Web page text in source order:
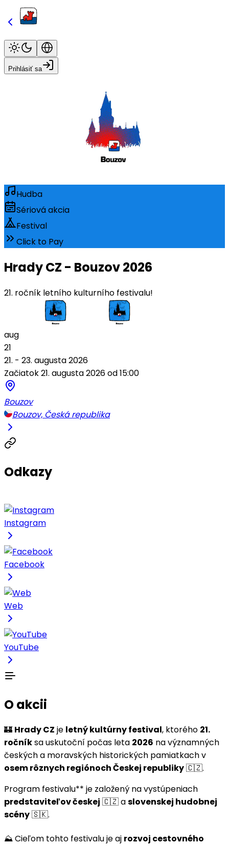
Prihlásiť sa
Hudba
Sériová akcia
Festival
Click to Pay
Hrady CZ - Bouzov 2026
21. ročník letního kulturního festivalu!
aug
21
21. - 23. augusta 2026
Začiatok 21. augusta 2026 od 15:00
Bouzov
Bouzov, Česká republika
Odkazy
Instagram
Facebook
Web
YouTube
O akcii
🏰 Hrady CZ je letný kultúrny festival, ktorého 21.
ročníksa uskutoční počas leta 2026 na významných
českých a moravských historických pamiatkach v
osem rôznych regiónoch Českej republiky🇨🇿.
Program festivalu** je založený na vystúpeniach
predstaviteľov českej 🇨🇿 aslovenskej hudobnej
scény🇸🇰.
⛰️ Cieľom tohto festivalu je aj rozvoj cestovného